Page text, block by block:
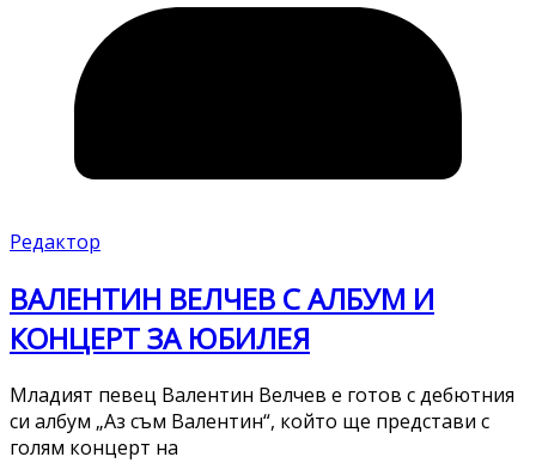
Редактор
ВАЛЕНТИН ВЕЛЧЕВ С АЛБУМ И
КОНЦЕРТ ЗА ЮБИЛЕЯ
Младият певец Валентин Велчев е готов с дебютния
си албум „Аз съм Валентин“, който ще представи с
голям концерт на